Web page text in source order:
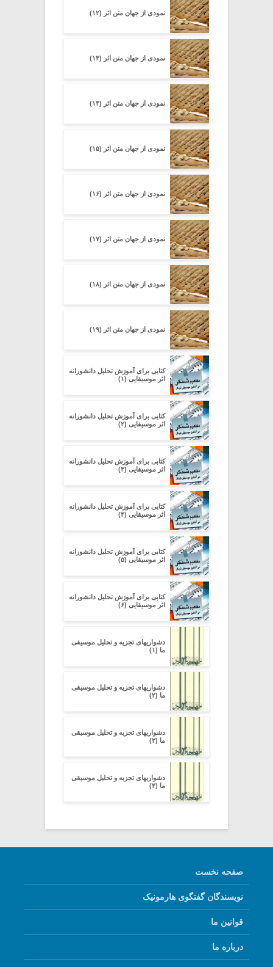
نمودی از جهان متن اثر (۱۲)
نمودی از جهان متن اثر (۱۳)
نمودی از جهان متن اثر (۱۴)
نمودی از جهان متن اثر (۱۵)
نمودی از جهان متن اثر (۱۶)
نمودی از جهان متن اثر (۱۷)
نمودی از جهان متن اثر (۱۸)
نمودی از جهان متن اثر (۱۹)
کتابی برای آموزش تحلیل دانشورانه‌
اثر موسیقایی (۱)
کتابی برای آموزش تحلیل دانشورانه‌
اثر موسیقایی (۲)
کتابی برای آموزش تحلیل دانشورانه‌
اثر موسیقایی (۳)
کتابی برای آموزش تحلیل دانشورانه‌
اثر موسیقایی (۴)
کتابی برای آموزش تحلیل دانشورانه‌
اثر موسیقایی (۵)
کتابی برای آموزش تحلیل دانشورانه‌
اثر موسیقایی (۶)
دشواریهای تجزیه و تحلیل موسیقی
ما (۱)
دشواریهای تجزیه و تحلیل موسیقی
ما (۲)
دشواریهای تجزیه و تحلیل موسیقی
ما (۳)
دشواریهای تجزیه و تحلیل موسیقی
ما (۴)
صفحه نخست
نویسندگان گفتگوی هارمونیک
قوانین ما
درباره ما